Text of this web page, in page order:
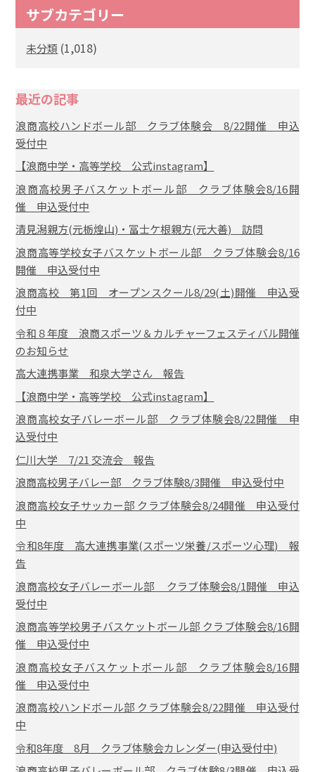
サブカテゴリー
未分類 (1,018)
最近の記事
浪商高校ハンドボール部 クラブ体験会 8/22開催 申込
受付中
【浪商中学・高等学校 公式instagram】
浪商高校男子バスケットボール部 クラブ体験会8/16開
催 申込受付中
清見潟親方(元栃煌山)・冨士ケ根親方(元大善) 訪問
浪商高等学校女子バスケットボール部 クラブ体験会8/16
開催 申込受付中
浪商高校 第1回 オープンスクール8/29(土)開催 申込受
付中
令和８年度 浪商スポーツ＆カルチャーフェスティバル開催
のお知らせ
高大連携事業 和泉大学さん 報告
【浪商中学・高等学校 公式instagram】
浪商高校女子バレーボール部 クラブ体験会8/22開催 申
込受付中
仁川大学 7/21 交流会 報告
浪商高校男子バレー部 クラブ体験8/3開催 申込受付中
浪商高校女子サッカー部 クラブ体験会8/24開催 申込受付
中
令和8年度 高大連携事業(スポーツ栄養/スポーツ心理) 報
告
浪商高校女子バレーボール部 クラブ体験会8/1開催 申込
受付中
浪商高等学校男子バスケットボール部 クラブ体験会8/16開
催 申込受付中
浪商高校女子バスケットボール部 クラブ体験会8/16開
催 申込受付中
浪商高校ハンドボール部 クラブ体験会8/22開催 申込受付
中
令和8年度 8月 クラブ体験会カレンダー(申込受付中)